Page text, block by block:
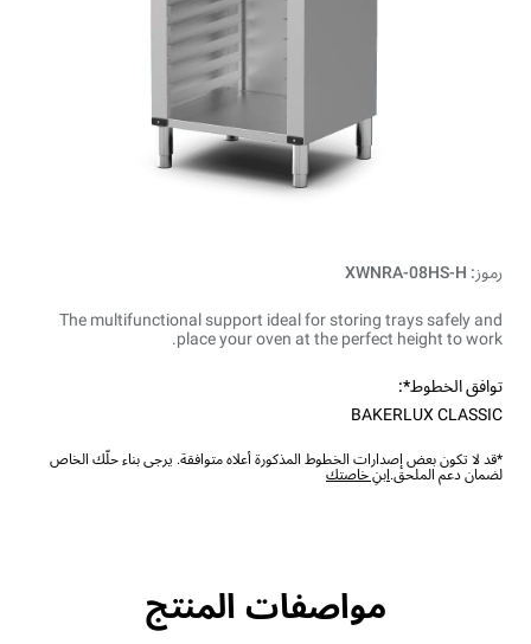
رموز: XWNRA-08HS-H
The multifunctional support ideal for storing trays safely and
place your oven at the perfect height to work.
توافق الخطوط*:
BAKERLUX CLASSIC
*قد لا تكون بعض إصدارات الخطوط المذكورة أعلاه متوافقة. يرجى بناء حلّك الخاص
لضمان دعم الملحق.ابنِ خاصتك
مواصفات المنتج